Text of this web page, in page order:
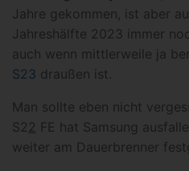
Jahre gekommen, ist aber
Jahreshälfte 2023 immer
auch wenn mittlerweile ja
S23 draußen ist.
Man sollte eben nicht
S22 FE hat Samsung
weiter am Dauerbrenner